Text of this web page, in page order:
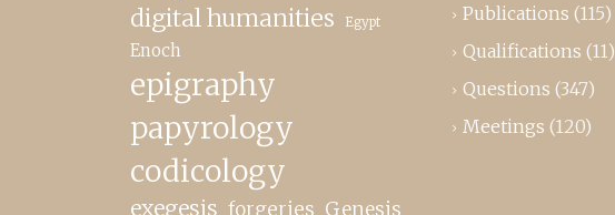
digital humanities Egypt
Enoch
epigraphy
papyrology
codicology
exegesis forgeries Genesis
Publications (115)
Qualifications (11)
Questions (347)
Meetings (120)